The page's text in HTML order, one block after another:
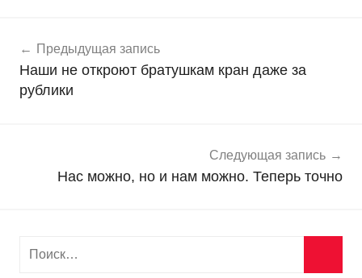
о
в
о
по
записям
Предыдущая запись
Наши не откроют братушкам кран даже за
рублики
Следующая запись
Нас можно, но и нам можно. Теперь точно